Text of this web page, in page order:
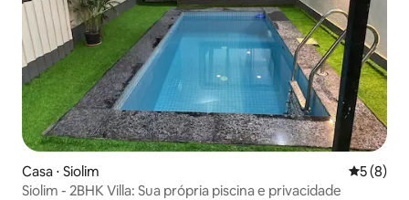
Casa ⋅ Siolim 5 de
5 (8)
Siolim - 2BHK Villa: Sua própria piscina e privacidade